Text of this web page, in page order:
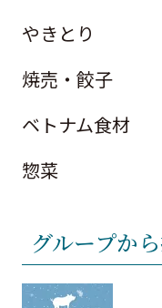
やきとり
焼売・餃子
ベトナム食材
惣菜
グループか